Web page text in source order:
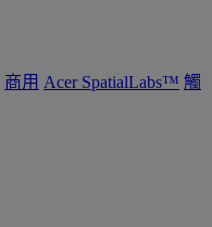
商用 Acer SpatialLabs™ 觸